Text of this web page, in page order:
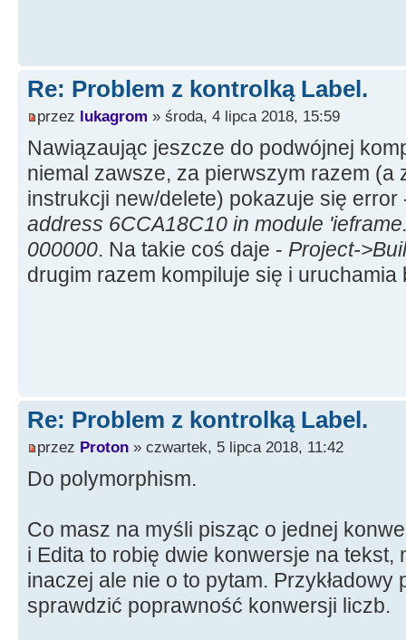
Re: Problem z kontrolką Label.
przez lukagrom » środa, 4 lipca 2018, 15:59
Nawiązaując jeszcze do podwójnej
niemal zawsze, za pierwszym razem (a
instrukcji new/delete) pokazuje się
address 6CCA18C10 in module
000000. Na takie coś daje - Project-
drugim razem kompiluje się i uruchamia
Re: Problem z kontrolką Label.
przez Proton » czwartek, 5 lipca 2018, 11:42
Do polymorphism.
Co masz na myśli pisząc o jednej
i Edita to robię dwie konwersje na tekst,
inaczej ale nie o to pytam.
sprawdzić poprawność konwersji liczb.